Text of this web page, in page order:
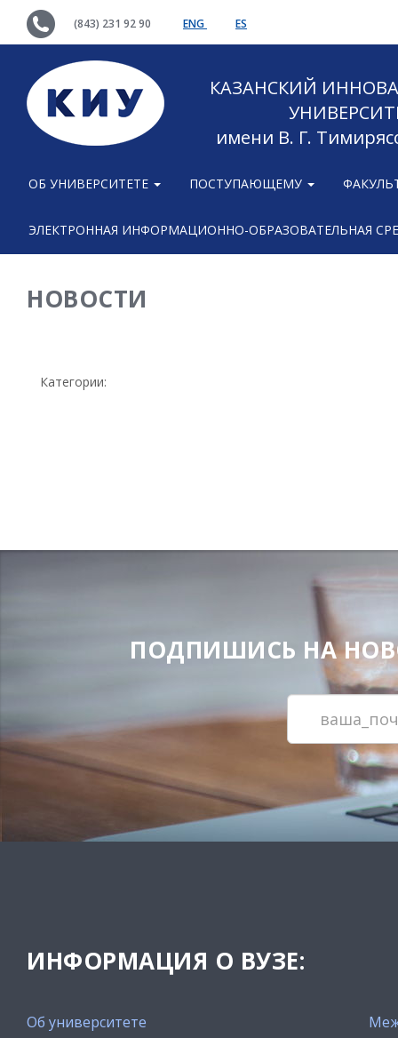
(843) 231 92 90 ENG ES
КАЗАНСКИЙ
имени В. Г.
ОБ УНИВЕРСИТЕТЕ ПОСТУПАЮЩЕМУ
ЭЛЕКТРОННАЯ ИНФОРМАЦИОННО-ОБРАЗОВАТЕЛЬНАЯ
НОВОСТИ
Категории:
ПОДПИШИСЬ НА
ИНФОРМАЦИЯ О ВУЗЕ:
Об университете